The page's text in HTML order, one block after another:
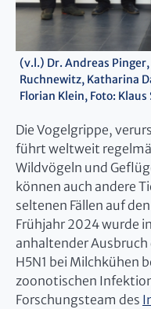
(v.l.) Dr. Andreas
Ruchnewitz, Katharina
Florian Klein, Foto:
Die Vogelgrippe,
führt weltweit
Wildvögeln und
können auch andere
seltenen Fällen auf
Frühjahr 2024 wurde
anhaltender
H5N1 bei Milchkühen
zoonotischen
Forschungsteam des